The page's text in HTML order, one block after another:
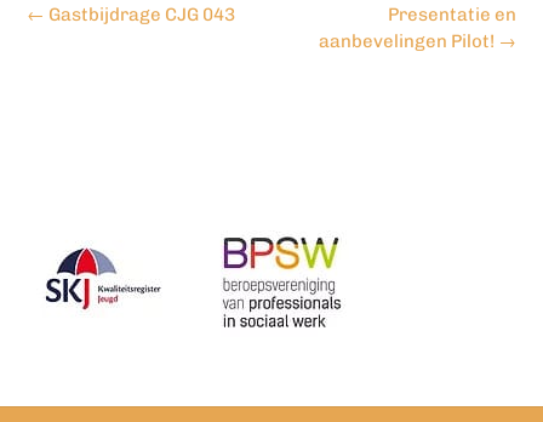
Bericht
Presentatie en
aanbevelingen Pilot! →
← Gastbijdrage CJG 043